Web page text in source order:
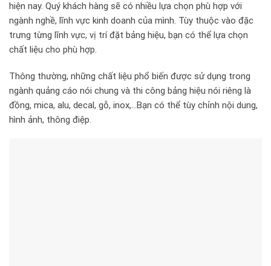
hiện nay. Quý khách hàng sẽ có nhiều lựa chọn phù hợp với
ngành nghề, lĩnh vực kinh doanh của mình. Tùy thuộc vào đặc
trưng từng lĩnh vực, vị trí đặt bảng hiệu, bạn có thể lựa chọn
chất liệu cho phù hợp.
Thông thường, những chất liệu phổ biến được sử dụng trong
ngành quảng cáo nói chung và thi công bảng hiệu nói riêng là
đồng, mica, alu, decal, gỗ, inox,…Bạn có thể tùy chỉnh nội dung,
hình ảnh, thông điệp.